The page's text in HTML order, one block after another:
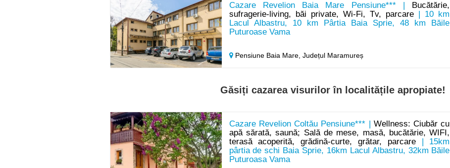
Cazare Revelion Baia Mare Pensiune*** |
Bucătărie,
sufragerie-living, băi private, Wi-Fi, Tv, parcare | 10 km
Lacul Albastru, 10 km Pârtia Baia Sprie, 48 km Băile
Puturoase Vama
Pensiune Baia Mare, Județul Maramureș
Găsiți cazarea visurilor în localitățile apropiate!
Cazare Revelion Coltău Pensiune*** | Wellness: Ciubăr cu
apă sărată, saună; Sală de mese, masă, bucătărie, WIFI,
terasă acoperită, grădină-curte, grătar, parcare| 15km
pârtia de schi Baia Sprie, 16km Lacul Albastru, 32km Băile
Puturoasa Vama